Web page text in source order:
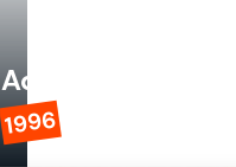
Adrenalina
1996